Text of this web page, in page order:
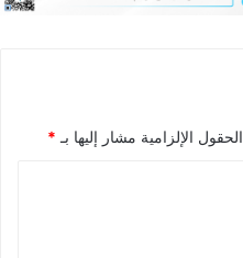
الحقول الإلزامية مشار إليها بـ *